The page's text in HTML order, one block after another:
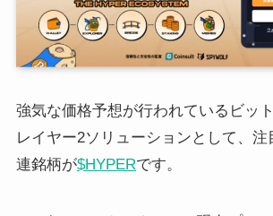
強気な価格予想が行われているビッ
レイヤー2ソリューションとして、注
連銘柄が$HYPERです。